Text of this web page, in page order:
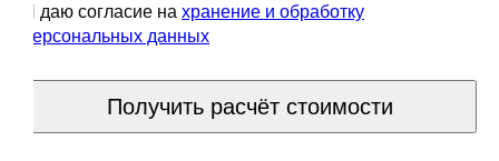
Я даю согласие на хранение и обработку
персональных данных
Получить расчёт стоимости